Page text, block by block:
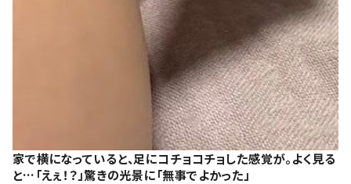
家で横になっていると、足にコチョコチョした感覚が。よく見る
と…「えぇ！？」驚きの光景に「無事でよかった」